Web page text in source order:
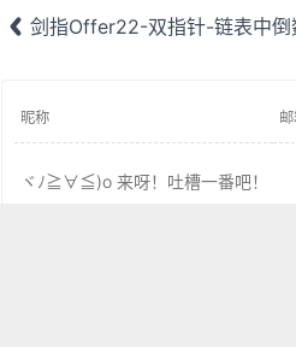
剑指Offer22-双指针-链表中倒